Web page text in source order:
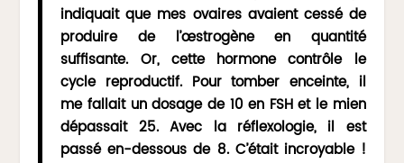
indiquait que mes ovaires avaient cessé de
produire de l’œstrogène en quantité
suffisante. Or, cette hormone contrôle le
cycle reproductif. Pour tomber enceinte, il
me fallait un dosage de 10 en FSH et le mien
dépassait 25. Avec la réflexologie, il est
passé en-dessous de 8. C’était incroyable !